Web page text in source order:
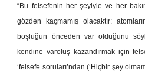
“Bu felsefenin her şeyiyle ve her
gözden kaçmamış olacaktır:
boşluğun önceden var olduğunu
kendine varoluş kazandırmak için
‘felsefe soruları’ndan (‘Hiçbir şey